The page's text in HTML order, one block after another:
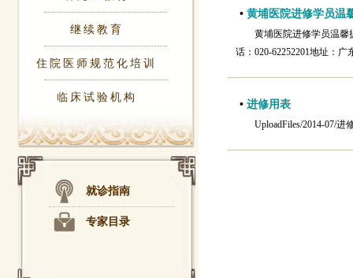
继续教育
住院医师规范化培训
临床试验机构
就诊指南
专家目录
• 黄埔医院进修学员温
黄埔医院进修学员温馨
话：020-62252201地址：
• 进修用表
UploadFiles/2014-07/